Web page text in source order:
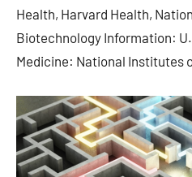
Health, Harvard Health,
Biotechnology Information:
Medicine: National Institutes